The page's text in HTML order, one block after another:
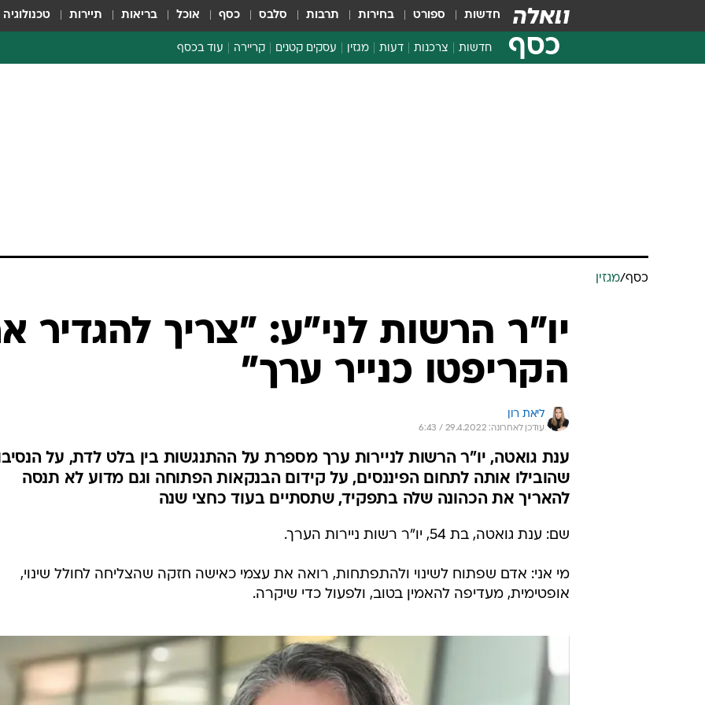
חדשות ספורט בחירות תרבות סלבס כסף אוכל בריאות תיירות טכנולוגיה
כסף חדשות צרכנות דעות מגזין עסקים קטנים קריירה עוד בכסף
כסף/מגזין
יו"ר הרשות לני"ע: "צריך להגדיר
הקריפטו כנייר ערך"
ליאת רון
עודכן לאחרונה: 29.4.2022 / 6:43
ענת גואטה, יו"ר הרשות לניירות ערך מספרת על ההתנגשות בין בלט לדת, על
שהובילו אותה לתחום הפיננסים, על קידום הבנקאות הפתוחה וגם מדוע לא תנסה
להאריך את הכהונה שלה בתפקיד, שתסתיים בעוד כחצי שנה
שם: ענת גואטה, בת 54, יו"ר רשות ניירות הערך.
מי אני: אדם שפתוח לשינוי ולהתפתחות, רואה את עצמי כאישה חזקה שהצליחה לחולל שינוי,
אופטימית, מעדיפה להאמין בטוב, ולפעול כדי שיקרה.